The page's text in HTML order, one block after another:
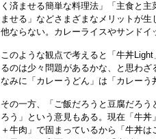
く済ませる簡単な料理法」「主食と
ませる」などさまざまなメリットが
他ならない。カレーライスやサンド
このような観点で考えると「牛丼
るのは少々問題があるかな、と思わ
なみに「カレーうどん」は「カレー
その一方、「ご飯だろうと豆腐だろ
ろう」という意見もある。現在「牛
＋牛肉」で固まっているから「牛丼